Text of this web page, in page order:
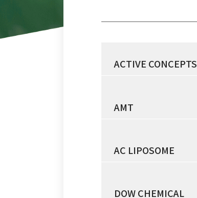
ACTIVE CONCEPTS
AMT
AC LIPOSOME
DOW CHEMICAL